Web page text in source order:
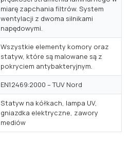
miarę zapchania filtrów. System
wentylacji z dwoma silnikami
napędowymi.
Wszystkie elementy komory oraz
statyw, które są malowane są z
pokryciem antybakteryjnym.
EN12469:2000 – TUV Nord
Statyw na kółkach, lampa UV,
gniazdka elektryczne, zawory
mediów